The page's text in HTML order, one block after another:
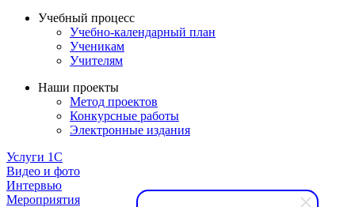
Учебный процесс
Учебно-календарный план
Ученикам
Учителям
Наши проекты
Метод проектов
Конкурсные работы
Электронные издания
Услуги 1C
Видео и фото
Интервью
Мероприятия